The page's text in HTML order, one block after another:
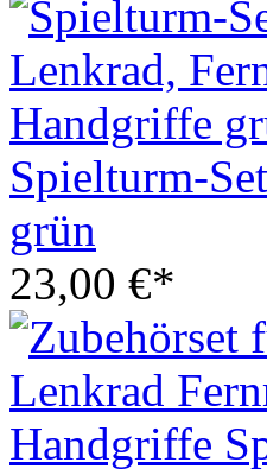
Spielturm-
grün
23,00 €*